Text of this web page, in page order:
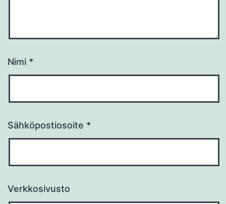
Nimi *
Sähköpostiosoite *
Verkkosivusto